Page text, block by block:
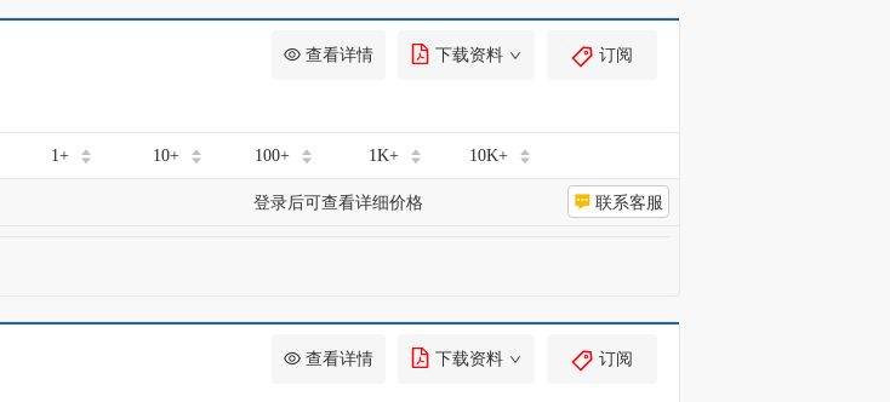
查看详情 下载资料 订阅
1+ 10+ 100+ 1K+ 10K+
登录后可查看详细价格 联系客服
查看详情 下载资料 订阅